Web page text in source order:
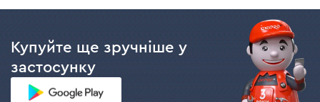
Існує кілька різновидів шліфувальних матеріалів,
кожен з яких має свою форму і особливості:
Шліфувальний папір.
Його характерною
особливістю є висока гнучкість, що дозволяє
використовувати його під різним кутом. Він
Купуйте ще зручніше у
застосунку